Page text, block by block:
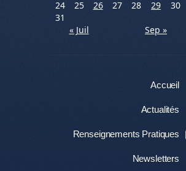
24
25 26 27 28 29
30
31
« Juil
Sep »
Accueil
Actualités
Renseignements Pratiques
Newsletters